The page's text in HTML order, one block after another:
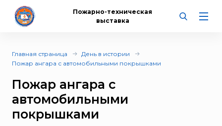
Пожарно-техническая
выставка
Главная страница
День в истории
Пожар ангара с автомобильными покрышками
Пожар ангара с
автомобильными
покрышками